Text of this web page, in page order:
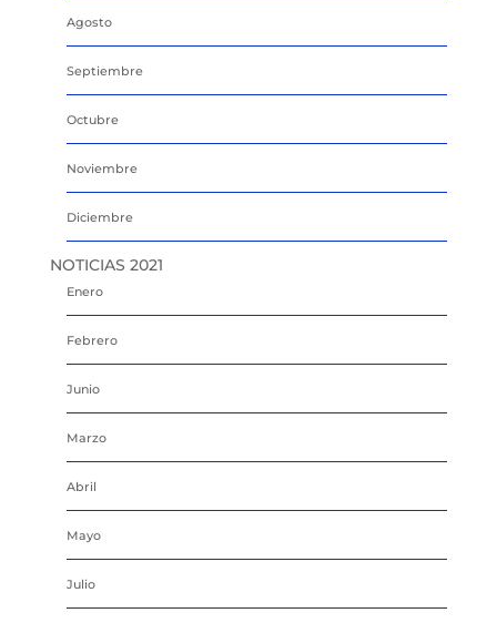
Agosto
Septiembre
Octubre
Noviembre
Diciembre
NOTICIAS 2021
Enero
Febrero
Junio
Marzo
Abril
Mayo
Julio